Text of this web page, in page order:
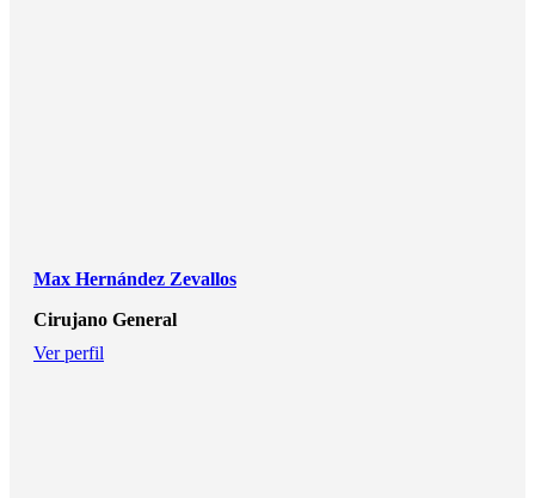
Max Hernández Zevallos
Cirujano General
Ver perfil